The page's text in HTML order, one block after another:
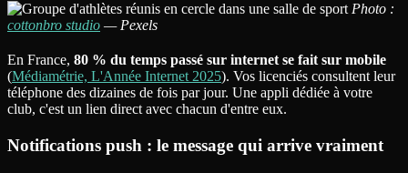
Photo :
cottonbro studio — Pexels
En France, 80 % du temps passé sur internet se fait sur mobile
(Médiamétrie, L'Année Internet 2025). Vos licenciés consultent leur
téléphone des dizaines de fois par jour. Une appli dédiée à votre
club, c'est un lien direct avec chacun d'entre eux.
Notifications push : le message qui arrive vraiment